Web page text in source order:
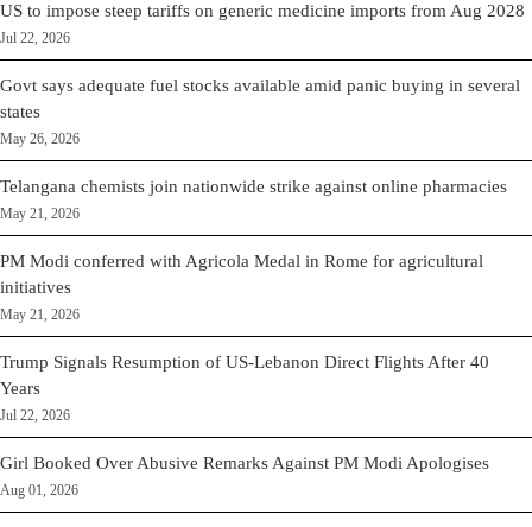
US to impose steep tariffs on generic medicine imports from Aug 2028
Jul 22, 2026
Govt says adequate fuel stocks available amid panic buying in several
states
May 26, 2026
Telangana chemists join nationwide strike against online pharmacies
May 21, 2026
PM Modi conferred with Agricola Medal in Rome for agricultural
initiatives
May 21, 2026
Trump Signals Resumption of US-Lebanon Direct Flights After 40
Years
Jul 22, 2026
Girl Booked Over Abusive Remarks Against PM Modi Apologises
Aug 01, 2026